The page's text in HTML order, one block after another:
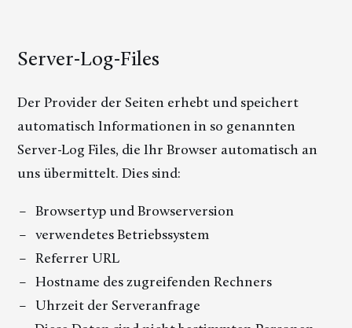
Server-Log-Files
Der Provider der Seiten erhebt und speichert
automatisch Informationen in so genannten
Server-Log Files, die Ihr Browser automatisch an
uns übermittelt. Dies sind:
Browsertyp und Browserversion
verwendetes Betriebssystem
Referrer URL
Hostname des zugreifenden Rechners
Uhrzeit der Serveranfrage